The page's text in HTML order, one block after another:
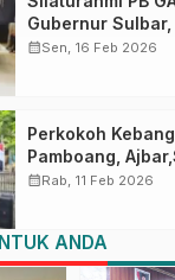
Gubernur Sulbar,
Persiapan
calendar_monthSen, 16 Feb 2026
Perkokoh
Pamboang,
Sosialisasi Empat
calendar_monthRab, 11 Feb 2026
ANDA